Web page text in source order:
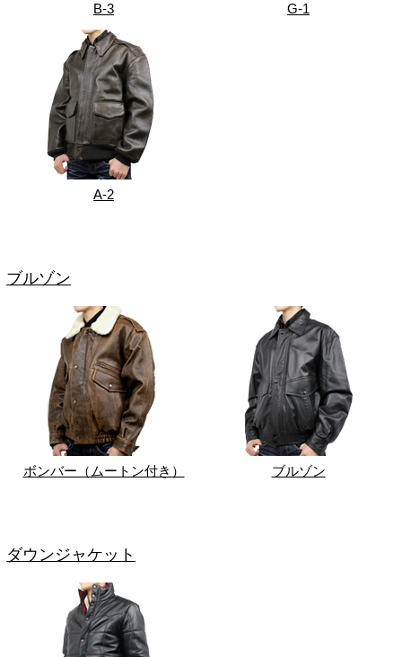
B-3 G-1
A-2
ブルゾン
ボンバー（ムートン付き） ブルゾン
ダウンジャケット